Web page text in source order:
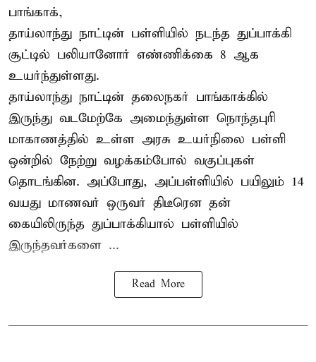
பாங்காக்,
தாய்லாந்து நாட்டின் பள்ளியில் நடந்த துப்பாக்கி
சூட்டில் பலியானோர் எண்ணிக்கை 8 ஆக
உயர்ந்துள்ளது.
தாய்லாந்து நாட்டின் தலைநகர் பாங்காக்கில்
இருந்து வடமேற்கே அமைந்துள்ள நொந்தபுரி
மாகாணத்தில் உள்ள அரசு உயர்நிலை பள்ளி
ஒன்றில் நேற்று வழக்கம்போல் வகுப்புகள்
தொடங்கின. அப்போது, அப்பள்ளியில் பயிலும் 14
வயது மாணவர் ஒருவர் திடீரென தன்
கையிலிருந்த துப்பாக்கியால் பள்ளியில்
இருந்தவர்களை ...
Read More